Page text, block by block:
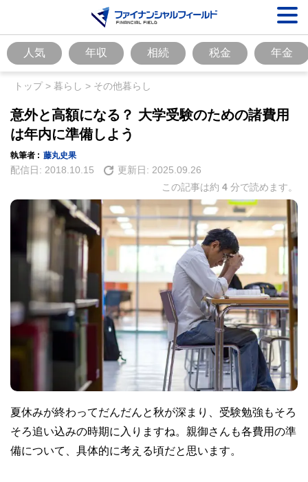
人気 年収 相続 税金 年金
トップ> 暮らし > その他暮らし
意外と高額になる？ 大学受験のための諸費用
は年内に準備しよう
執筆者 : 藤丸史果
配信日: 2018.10.15 更新日: 2025.09.26
この記事は約 4 分で読めます。
夏休みが終わってだんだんと秋が深まり、受験勉強もそろ
そろ追い込みの時期に入りますね。親御さんも各費用の準
備について、具体的に考える頃だと思います。